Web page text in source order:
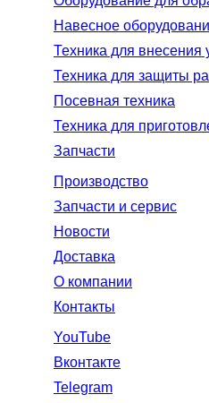
Навесное
Техника для внесения
Техника для защиты
Посевная техника
Техника для
Запчасти
Производство
Запчасти и сервис
Новости
Доставка
О компании
Контакты
YouTube
Вконтакте
Telegram